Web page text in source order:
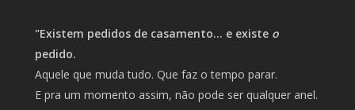
"Existem pedidos de casamento… e existe o
pedido.
Aquele que muda tudo. Que faz o tempo parar.
E pra um momento assim, não pode ser qualquer anel.